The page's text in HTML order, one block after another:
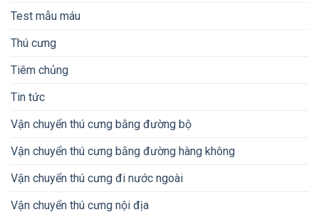
Test mẫu máu
Thú cưng
Tiêm chủng
Tin tức
Vận chuyển thú cưng bằng đường bộ
Vận chuyển thú cưng bằng đường hàng không
Vận chuyển thú cưng đi nước ngoài
Vận chuyển thú cưng nội địa